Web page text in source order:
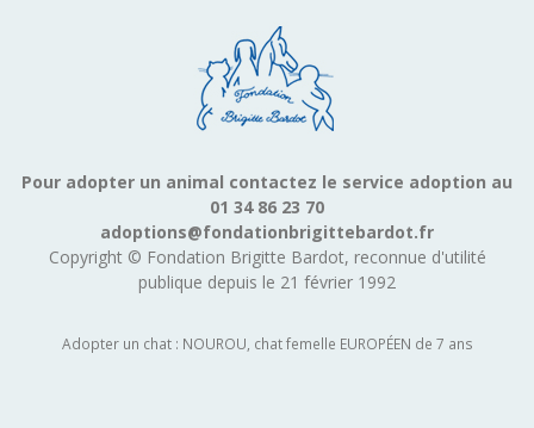
Pour adopter un animal contactez le service adoption au
01 34 86 23 70
adoptions@fondationbrigittebardot.fr
Copyright © Fondation Brigitte Bardot, reconnue d'utilité
publique depuis le 21 février 1992
Adopter un chat : NOUROU, chat femelle EUROPÉEN de 7 ans